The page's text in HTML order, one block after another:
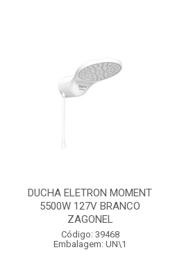
DUCHA ELETRON MOMENT
5500W 127V BRANCO
ZAGONEL
Código: 39468
Embalagem: UN\1